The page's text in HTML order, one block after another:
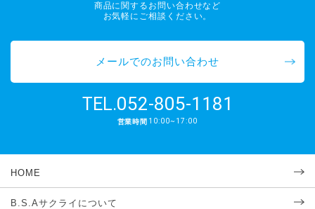
商品に関するお問い合わせなど
お気軽にご相談ください。
メールでのお問い合わせ
TEL.052-805-1181
営業時間 10:00~17:00
HOME
B.S.Aサクライについて